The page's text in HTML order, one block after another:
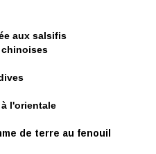
aux salsifis
l'orientale
de terre au fenouil